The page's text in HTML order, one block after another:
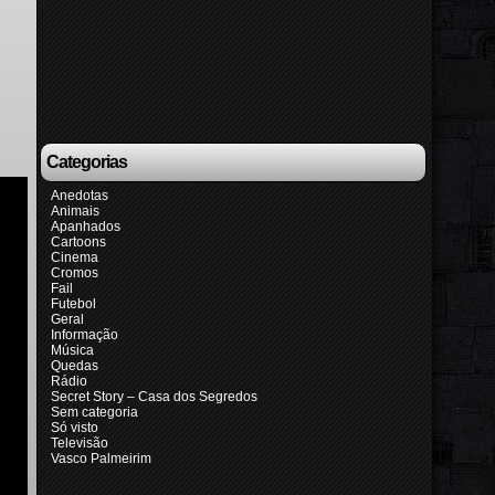
Categorias
Anedotas
Animais
Apanhados
Cartoons
Cinema
Cromos
Fail
Futebol
Geral
Informação
Música
Quedas
Rádio
Secret Story – Casa dos Segredos
Sem categoria
Só visto
Televisão
Vasco Palmeirim